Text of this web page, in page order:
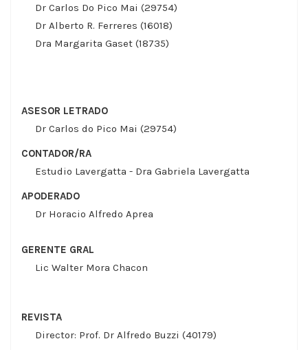
Dr Carlos Do Pico Mai (29754)
Dr Alberto R. Ferreres (16018)
Dra Margarita Gaset (18735)
ASESOR LETRADO
Dr Carlos do Pico Mai (29754)
CONTADOR/RA
Estudio Lavergatta - Dra Gabriela Lavergatta
APODERADO
Dr Horacio Alfredo Aprea
GERENTE GRAL
Lic Walter Mora Chacon
REVISTA
Director: Prof. Dr Alfredo Buzzi (40179)